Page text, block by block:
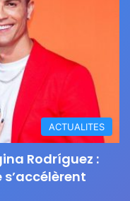
ACTUALITES
Rodríguez :